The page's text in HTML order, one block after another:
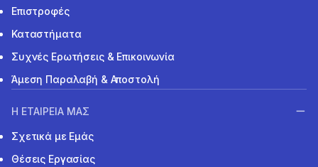
Επιστροφές
Καταστήματα
Συχνές Ερωτήσεις & Επικοινωνία
Άμεση Παραλαβή & Αποστολή
Η ΕΤΑΙΡΕΙΑ ΜΑΣ
Σχετικά με Εμάς
Θέσεις Εργασίας